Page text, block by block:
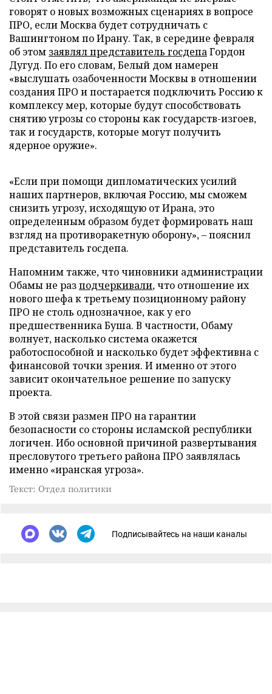
говорят о новых возможных сценариях в вопросе
ПРО, если Москва будет сотрудничать с
Вашингтоном по Ирану. Так, в середине февраля
об этом заявлял представитель госдепаГордон
Дугуд. По его словам, Белый дом намерен
«выслушать озабоченности Москвы в отношении
создания ПРО и постарается подключить Россию к
комплексу мер, которые будут способствовать
снятию угрозы со стороны как государств-изгоев,
так и государств, которые могут получить
ядерное оружие».
«Если при помощи дипломатических усилий
наших партнеров, включая Россию, мы сможем
снизить угрозу, исходящую от Ирана, это
определенным образом будет формировать наш
взгляд на противоракетную оборону», – пояснил
представитель госдепа.
Напомним также, что чиновники администрации
Обамы не разподчеркивали, что отношение их
нового шефа к третьему позиционному району
ПРО не столь однозначное, как у его
предшественника Буша. В частности, Обаму
волнует, насколько система окажется
работоспособной и насколько будет эффективна с
финансовой точки зрения. И именно от этого
зависит окончательное решение по запуску
проекта.
В этой связи размен ПРО на гарантии
безопасности со стороны исламской республики
логичен. Ибо основной причиной развертывания
пресловутого третьего района ПРО заявлялась
именно «иранская угроза».
Текст: Отдел политики
Подписывайтесь на наши каналы